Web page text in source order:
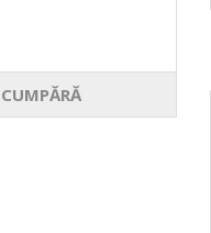
CUMPĂRĂ